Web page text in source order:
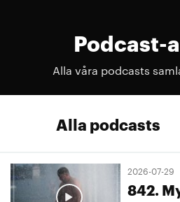
Podcast-
Alla våra podcasts
Alla podcasts
2026-07-29
842.